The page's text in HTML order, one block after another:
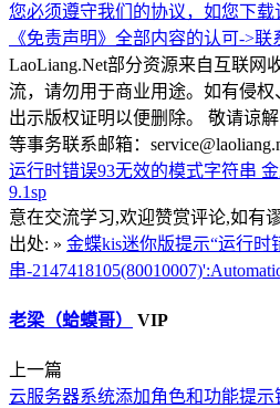
您必须遵守我们的协议，如您下
《免责声明》全部内容的认可->联
LaoLiang.Net部分资源来自互联网
流，请勿用于商业用途。如有侵
出示版权证明以便删除。 敬请谅
等事务联系邮箱：
运行时错误93无效的模式字符串
9.1sp
意在交流学习,欢迎赞赏评论,如有
出处: » 金蝶kis迷你版提示“运行时
串-
老梁（蛤蟆哥） VIP
上一篇
云服务器系统添加角色和功能提示